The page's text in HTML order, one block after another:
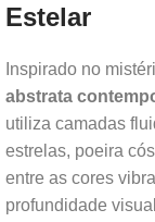
Estelar
Inspirado no
abstrata
utiliza camadas
estrelas, poeira
entre as cores
profundidade